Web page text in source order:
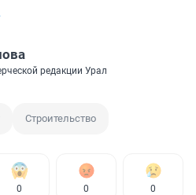
редакции Урал
Строительство
0 0 0